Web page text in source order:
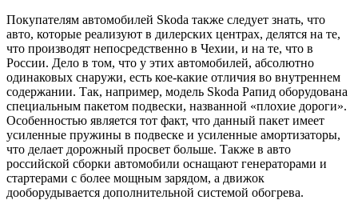
Покупателям автомобилей Skoda также следует знать, что
авто, которые реализуют в дилерских центрах, делятся на те,
что производят непосредственно в Чехии, и на те, что в
России. Дело в том, что у этих автомобилей, абсолютно
одинаковых снаружи, есть кое-какие отличия во внутреннем
содержании. Так, например, модель Skoda Рапид оборудована
специальным пакетом подвески, названной «плохие дороги».
Особенностью является тот факт, что данный пакет имеет
усиленные пружины в подвеске и усиленные амортизаторы,
что делает дорожный просвет больше. Также в авто
российской сборки автомобили оснащают генераторами и
стартерами с более мощным зарядом, а движок
дооборудывается дополнительной системой обогрева.